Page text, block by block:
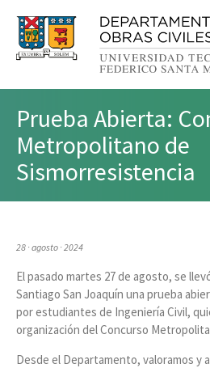
Prueba Abierta:
Metropolitano de
Sismorresistencia
28 · agosto · 2024
El pasado martes 27 de agosto, se
Santiago San Joaquín una prueba
por estudiantes de Ingeniería Civil,
organización del Concurso
Desde el Departamento, valoramos y